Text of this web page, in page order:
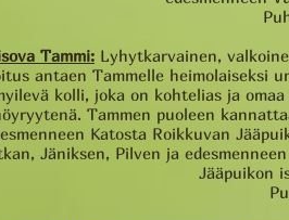
Tammi: Lyhytkarvainen,
antaen Tammelle heimolaiseksi
kolli, joka on kohtelias ja
Tammen puoleen
Katosta Roikkuvan
Jäniksen, Pilven ja
Jääpuikon